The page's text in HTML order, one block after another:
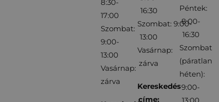
8:30-
17:00
Szombat:
9:00-
13:00
Vasárnap:
zárva
16:30
Szombat: 9:00-
13:00
Vasárnap:
zárva
Kereskedés
címe:
Péntek:
8:00-
16:30
Szombat
(páratlan
héten):
9:00-